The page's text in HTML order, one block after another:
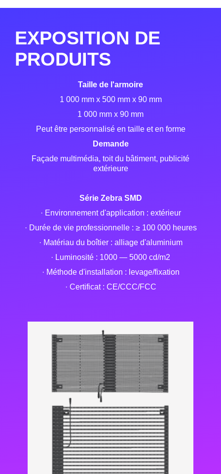
EXPOSITION DE
PRODUITS
Taille de l'armoire
1 000 mm x 500 mm x 90 mm
1 000 mm x 90 mm
Peut être personnalisé en taille et en forme
Demande
Façade multimédia, toit du bâtiment, publicité
extérieure
Série Zebra SMD
· Environnement d'application : extérieur
· Durée de vie professionnelle : ≥ 100 000 heures
· Matériau du boîtier : alliage d'aluminium
· Luminosité : 1000 — 5000 cd/m2
· Méthode d'installation : levage/fixation
· Certificat : CE/CCC/FCC